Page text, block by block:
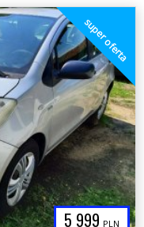
5 999 PLN
super oferta